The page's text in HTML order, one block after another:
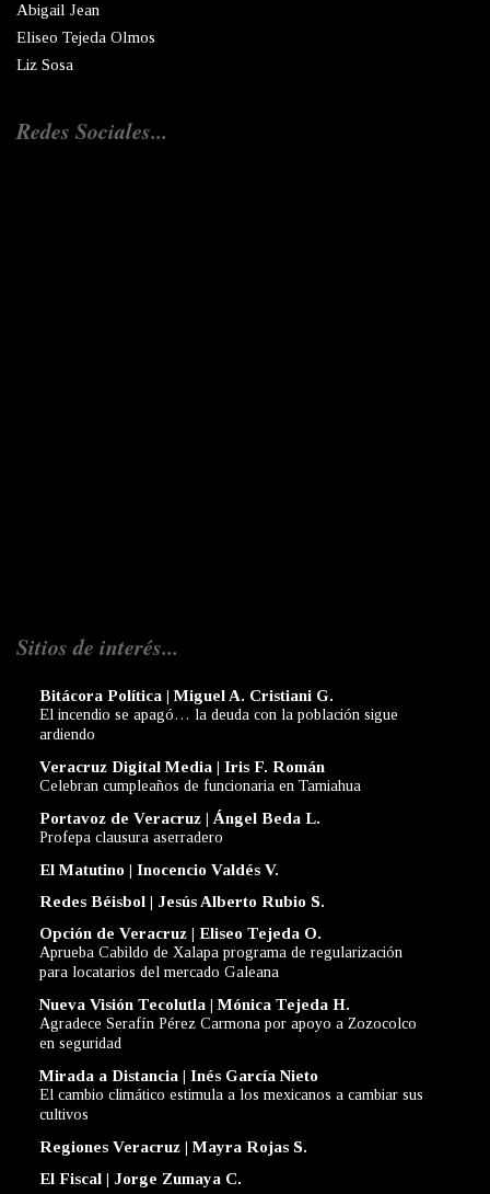
Abigail Jean
Eliseo Tejeda Olmos
Liz Sosa
Redes Sociales...
Sitios de interés...
Bitácora Política | Miguel A. Cristiani G.
El incendio se apagó… la deuda con la población sigue
ardiendo
Veracruz Digital Media | Iris F. Román
Celebran cumpleaños de funcionaria en Tamiahua
Portavoz de Veracruz | Ángel Beda L.
Profepa clausura aserradero
El Matutino | Inocencio Valdés V.
Redes Béisbol | Jesús Alberto Rubio S.
Opción de Veracruz | Eliseo Tejeda O.
Aprueba Cabildo de Xalapa programa de regularización
para locatarios del mercado Galeana
Nueva Visión Tecolutla | Mónica Tejeda H.
Agradece Serafín Pérez Carmona por apoyo a Zozocolco
en seguridad
Mirada a Distancia | Inés García Nieto
El cambio climático estimula a los mexicanos a cambiar sus
cultivos
Regiones Veracruz | Mayra Rojas S.
El Fiscal | Jorge Zumaya C.